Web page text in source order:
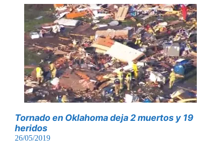
Tornado en Oklahoma deja 2 muertos y 19
heridos
26/05/2019